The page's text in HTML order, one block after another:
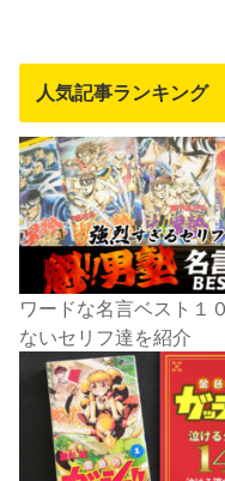
人気記事ランキング
ワードな名言ベスト１
ないセリフ達を紹介